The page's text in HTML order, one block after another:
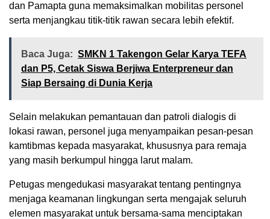
dan Pamapta guna memaksimalkan mobilitas personel
serta menjangkau titik-titik rawan secara lebih efektif.
Baca Juga: SMKN 1 Takengon Gelar Karya TEFA
dan P5, Cetak Siswa Berjiwa Enterpreneur dan
Siap Bersaing di Dunia Kerja
Selain melakukan pemantauan dan patroli dialogis di
lokasi rawan, personel juga menyampaikan pesan-pesan
kamtibmas kepada masyarakat, khususnya para remaja
yang masih berkumpul hingga larut malam.
Petugas mengedukasi masyarakat tentang pentingnya
menjaga keamanan lingkungan serta mengajak seluruh
elemen masyarakat untuk bersama-sama menciptakan